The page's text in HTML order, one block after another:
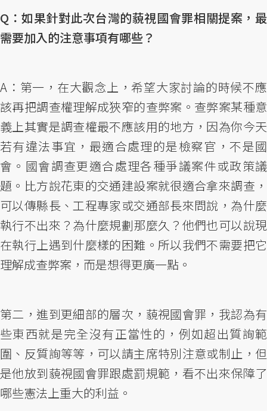
Q：如果針對此次台灣的藐視國會罪相關提案，最
需要加入的注意事項有哪些？
A：第一，在大觀念上，希望大家討論的時候不應
該再把調查權理解成狹窄的查弊案。查弊案某種意
義上其實是調查權最不應該用的地方，因為你今天
若有違法事宜，最適合處理的是檢察官，不是國
會。國會調查更適合處理各種爭議案件或政策議
題。比方說花東的交通建設案就很適合拿來調查，
可以傳縣長、工程專家或交通部長來問說，為什麼
執行不出來？為什麼規劃那麼久？他們也可以說現
在執行上遇到什麼樣的困難。所以我們不需要把它
理解成查弊案，而是想得更廣一點。
第二，進到更細部的層次，藐視國會罪，我認為有
些東西就是完全沒有正當性的，例如超出質詢範
圍、反質詢等等，可以請主席特別注意或制止，但
是他放到藐視國會罪跟處罰規範，看不出來保障了
哪些憲法上重大的利益。